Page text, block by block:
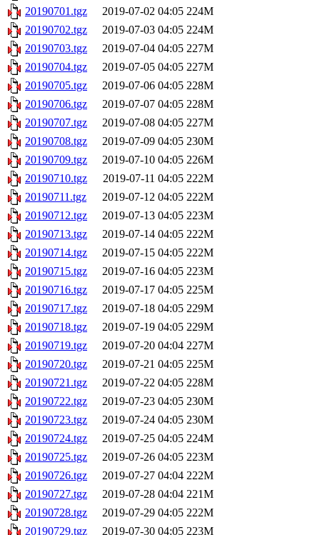
20190701.tgz
2019-07-02 04:05 224M
20190702.tgz
2019-07-03 04:05 224M
20190703.tgz
2019-07-04 04:05 227M
20190704.tgz
2019-07-05 04:05 227M
20190705.tgz
2019-07-06 04:05 228M
20190706.tgz
2019-07-07 04:05 228M
20190707.tgz
2019-07-08 04:05 227M
20190708.tgz
2019-07-09 04:05 230M
20190709.tgz
2019-07-10 04:05 226M
20190710.tgz
2019-07-11 04:05 222M
20190711.tgz
2019-07-12 04:05 222M
20190712.tgz
2019-07-13 04:05 223M
20190713.tgz
2019-07-14 04:05 222M
20190714.tgz
2019-07-15 04:05 222M
20190715.tgz
2019-07-16 04:05 223M
20190716.tgz
2019-07-17 04:05 225M
20190717.tgz
2019-07-18 04:05 229M
20190718.tgz
2019-07-19 04:05 229M
20190719.tgz
2019-07-20 04:04 227M
20190720.tgz
2019-07-21 04:05 225M
20190721.tgz
2019-07-22 04:05 228M
20190722.tgz
2019-07-23 04:05 230M
20190723.tgz
2019-07-24 04:05 230M
20190724.tgz
2019-07-25 04:05 224M
20190725.tgz
2019-07-26 04:05 223M
20190726.tgz
2019-07-27 04:04 222M
20190727.tgz
2019-07-28 04:04 221M
20190728.tgz
2019-07-29 04:05 222M
20190729.tgz
2019-07-30 04:05 223M